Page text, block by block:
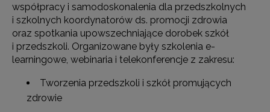
współpracy i samodoskonalenia dla przedszkolnych
i szkolnych koordynatorów ds. promocji zdrowia
oraz spotkania upowszechniające dorobek szkół
i przedszkoli. Organizowane były szkolenia e-
learningowe, webinaria i telekonferencje z zakresu:
Tworzenia przedszkoli i szkół promujących
zdrowie